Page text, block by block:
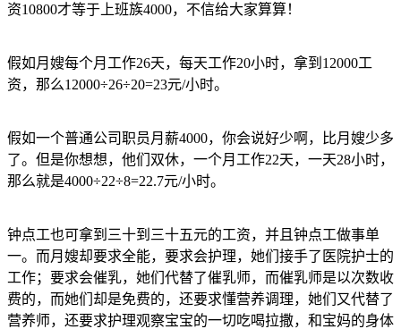
资10800才等于上班族4000，不信给大家算算！
假如月嫂每个月工作26天，每天工作20小时，拿到12000工
资，那么12000÷26÷20=23元/小时。
假如一个普通公司职员月薪4000，你会说好少啊，比月嫂少多
了。但是你想想，他们双休，一个月工作22天，一天28小时，
那么就是4000÷22÷8=22.7元/小时。
钟点工也可拿到三十到三十五元的工资，并且钟点工做事单
一。而月嫂却要求全能，要求会护理，她们接手了医院护士的
工作；要求会催乳，她们代替了催乳师，而催乳师是以次数收
费的，而她们却是免费的，还要求懂营养调理，她们又代替了
营养师，还要求护理观察宝宝的一切吃喝拉撒，和宝妈的身体